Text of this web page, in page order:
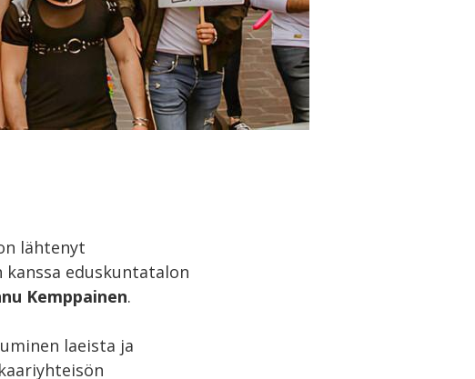
lähtenyt
eduskuntatalon
Kemppainen.
laeista ja